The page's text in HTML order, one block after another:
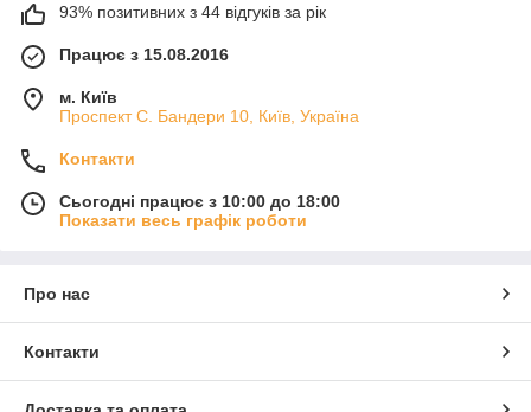
93% позитивних з 44 відгуків за рік
Працює з 15.08.2016
м. Київ
Проспект С. Бандери 10, Київ, Україна
Контакти
Сьогодні працює з 10:00 до 18:00
Показати весь графік роботи
Про нас
Контакти